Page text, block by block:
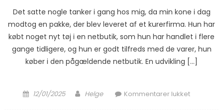
Det satte nogle tanker i gang hos mig, da min kone i dag
modtog en pakke, der blev leveret af et kurerfirma. Hun har
købt noget nyt tøj i en netbutik, som hun har handlet i flere
gange tidligere, og hun er godt tilfreds med de varer, hun
køber i den pågældende netbutik. En udvikling […]
Posted on
12/01/2025 Author
Helge Kommentarer lukket